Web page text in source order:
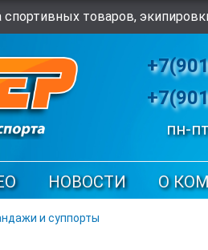
товаров,
пн-
НОВОСТИ О
и суппорты